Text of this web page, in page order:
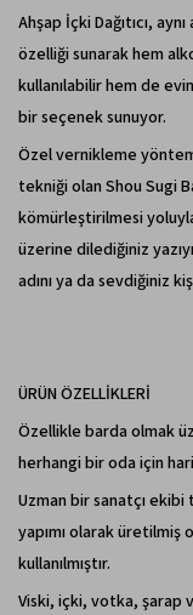
Ahşap İçki Dağıtıcı,
özelliği sunarak hem
kullanılabilir hem de
bir seçenek sunuyor.
Özel vernikleme
tekniği olan Shou Sugi
kömürleştirilmesi yoluyla
üzerine dilediğiniz
adını ya da sevdiğiniz
ÜRÜN ÖZELLİKLERİ
Özellikle barda olmak
herhangi bir oda için
Uzman bir sanatçı
yapımı olarak
kullanılmıştır.
Viski, içki, votka, şarap